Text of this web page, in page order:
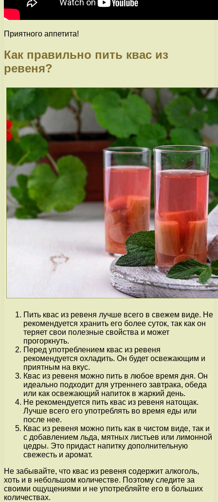
Приятного аппетита!
Как правильно пить квас из
ревеня?
Пить квас из ревеня лучше всего в свежем виде. Не
рекомендуется хранить его более суток, так как он
теряет свои полезные свойства и может
прогоркнуть.
Перед употреблением квас из ревеня
рекомендуется охладить. Он будет освежающим и
приятным на вкус.
Квас из ревеня можно пить в любое время дня. Он
идеально подходит для утреннего завтрака, обеда
или как освежающий напиток в жаркий день.
Не рекомендуется пить квас из ревеня натощак.
Лучше всего его употреблять во время еды или
после нее.
Квас из ревеня можно пить как в чистом виде, так и
с добавлением льда, мятных листьев или лимонной
цедры. Это придаст напитку дополнительную
свежесть и аромат.
Не забывайте, что квас из ревеня содержит алкоголь,
хоть и в небольшом количестве. Поэтому следите за
своими ощущениями и не употребляйте его в больших
количествах.